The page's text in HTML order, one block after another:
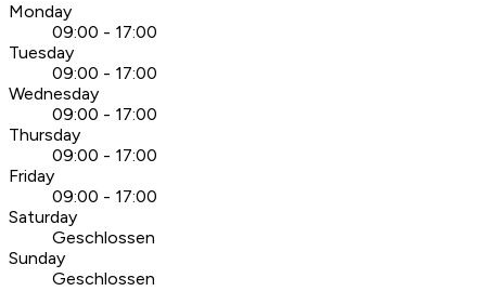
Monday
09:00 - 17:00
Tuesday
09:00 - 17:00
Wednesday
09:00 - 17:00
Thursday
09:00 - 17:00
Friday
09:00 - 17:00
Saturday
Geschlossen
Sunday
Geschlossen